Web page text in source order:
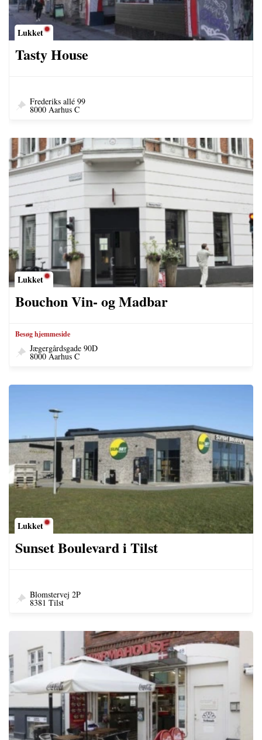
Lukket
Tasty House
Frederiks allé 99
8000 Aarhus C
Lukket
Bouchon Vin- og Madbar
Besøg hjemmeside
Jægergårdsgade 90D
8000 Aarhus C
Lukket
Sunset Boulevard i Tilst
Blomstervej 2P
8381 Tilst